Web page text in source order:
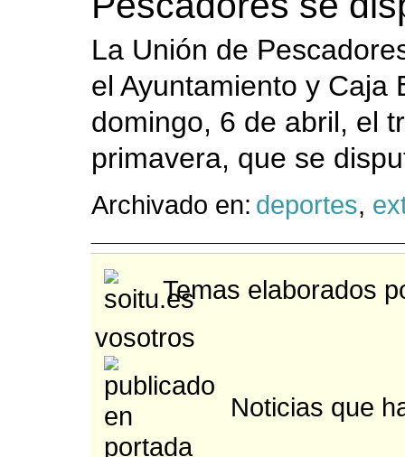
La Unión de
el Ayuntamiento y Caja
domingo, 6 de abril, el
primavera, que se
Archivado en: deportes,
Temas elaborados
vosotros
Noticias que